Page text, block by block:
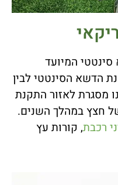
המיועד
הדשא הסינטטי לבין
מסגרת לאזור התקנת
חצץ במהלך השנים.
רכבת, קורות עץ